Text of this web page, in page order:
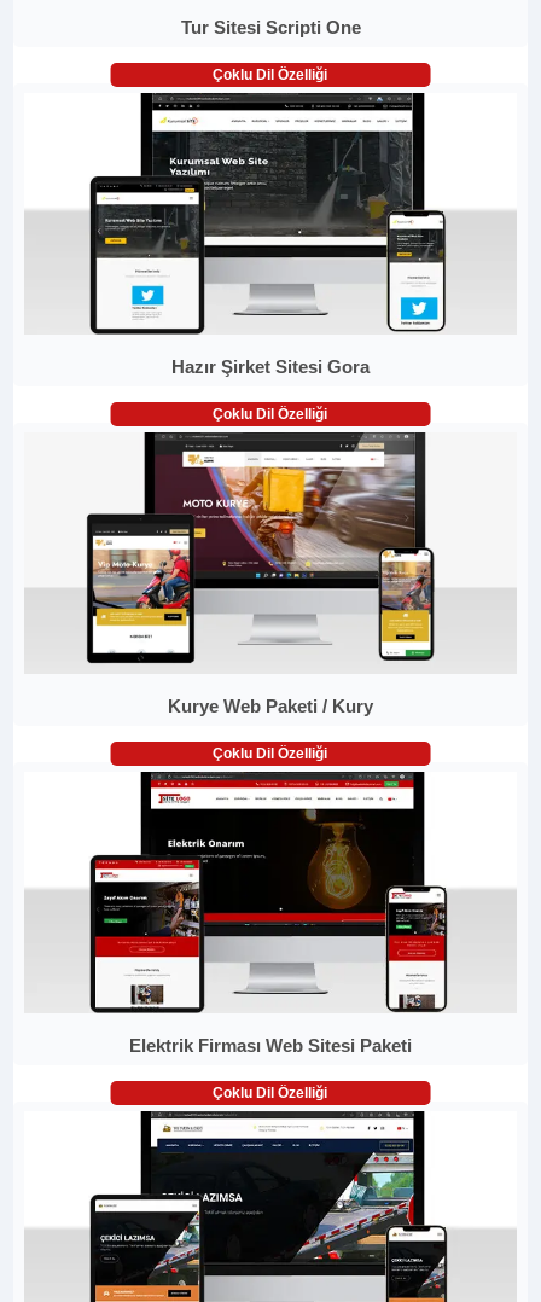
Tur Sitesi Scripti One
Çoklu Dil Özelliği
Hazır Şirket Sitesi Gora
Çoklu Dil Özelliği
Kurye Web Paketi / Kury
Çoklu Dil Özelliği
Elektrik Firması Web Sitesi Paketi
Çoklu Dil Özelliği